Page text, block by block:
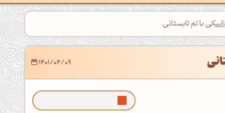
با تم تابستانی
1401/04/09